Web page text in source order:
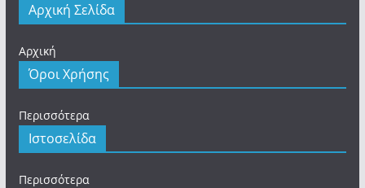
Αρχική Σελίδα
Αρχική
Όροι Χρήσης
Περισσότερα
Ιστοσελίδα
Περισσότερα